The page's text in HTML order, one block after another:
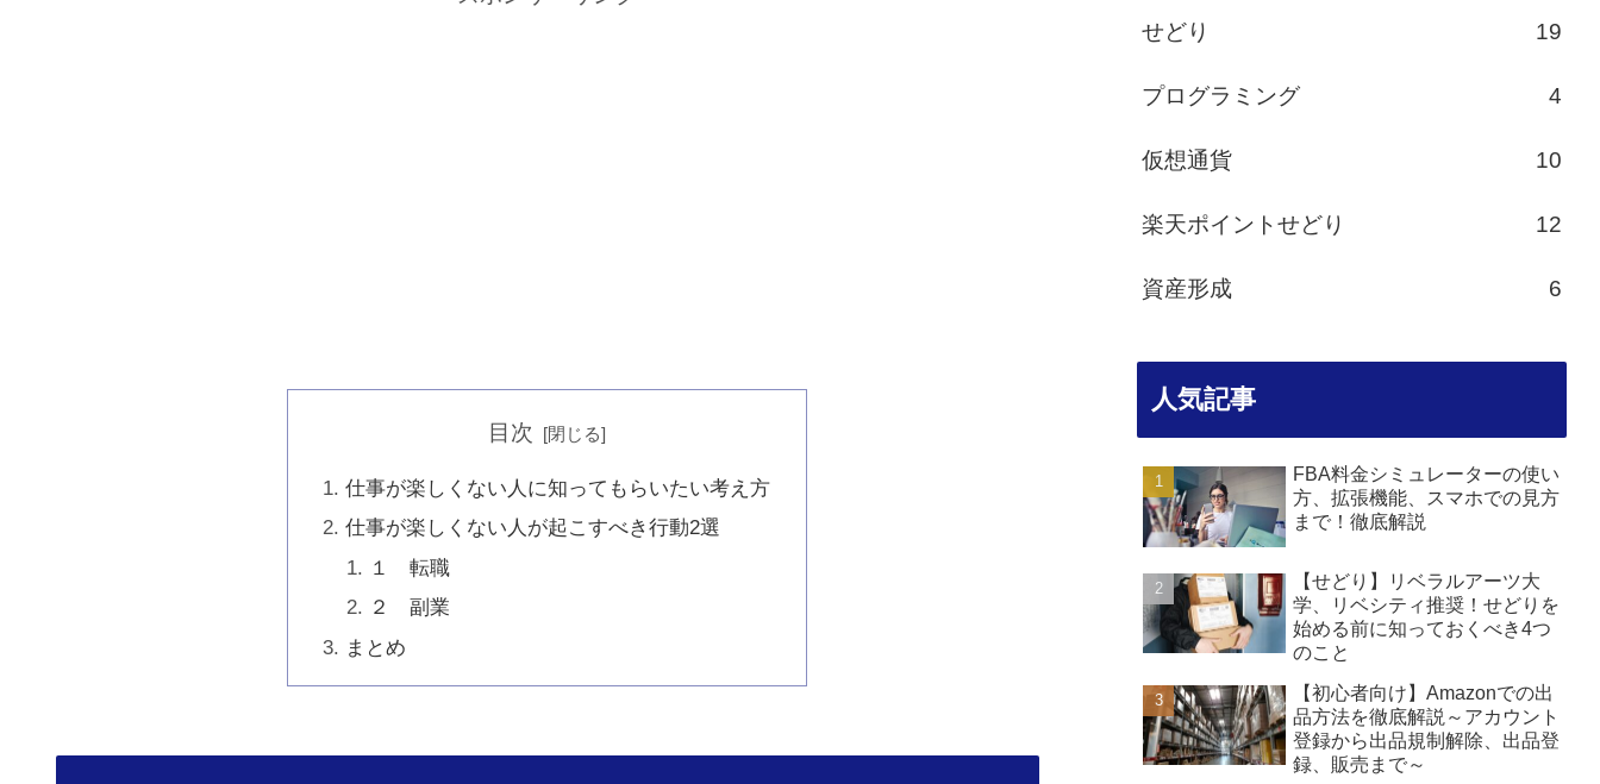
目次
仕事が楽しくない人に知ってもらいたい考え方
仕事が楽しくない人が起こすべき行動2選
１ 転職
２ 副業
まとめ
せどり 19
プログラミング 4
仮想通貨 10
楽天ポイントせどり 12
資産形成 6
人気記事
FBA料金シミュレーターの使い
方、拡張機能、スマホでの見方
まで！徹底解説
【せどり】リベラルアーツ大
学、リベシティ推奨！せどりを
始める前に知っておくべき4つ
のこと
【初心者向け】Amazonでの出
品方法を徹底解説～アカウント
登録から出品規制解除、出品登
録、販売まで～